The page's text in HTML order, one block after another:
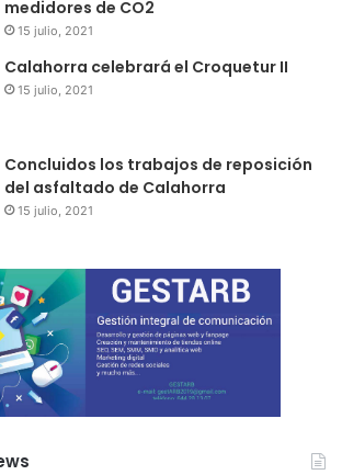
medidores de CO2
15 julio, 2021
Calahorra celebrará el Croquetur II
15 julio, 2021
Concluidos los trabajos de reposición
del asfaltado de Calahorra
15 julio, 2021